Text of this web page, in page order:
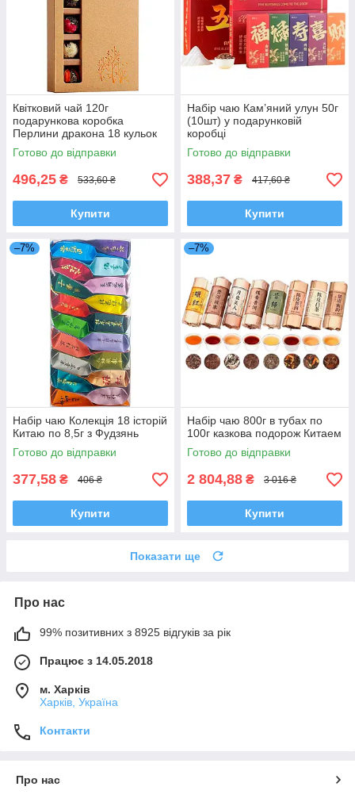
Квітковий чай 120г
подарункова коробка
Перлини дракона 18 кульок
Готово до відправки
496,25 ₴ 533,60 ₴
Купити
Набір чаю Кам’яний улун 50г
(10шт) у подарунковій
коробці
Готово до відправки
388,37 ₴ 417,60 ₴
Купити
–7%
Набір чаю Колекція 18 історій
Китаю по 8,5г з Фудзянь
Готово до відправки
377,58 ₴ 406 ₴
Купити
–7%
Набір чаю 800г в тубах по
100г казкова подорож Китаем
Готово до відправки
2 804,88 ₴ 3 016 ₴
Купити
Показати ще
Про нас
99% позитивних з 8925 відгуків за рік
Працює з 14.05.2018
м. Харків
Харків, Україна
Контакти
Про нас